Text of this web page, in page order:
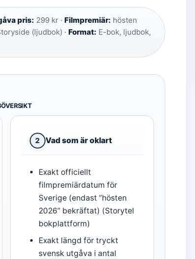
pris: 299 kr · Filmpremiär: hösten
(ljudbok) · Format: E-bok, ljudbok,
2 Vad som är oklart
Exakt officiellt
filmpremiärdatum för
Sverige (endast ”hösten
2026” bekräftat) (Storytel
bokplattform)
Exakt längd för tryckt
svensk utgåva i antal